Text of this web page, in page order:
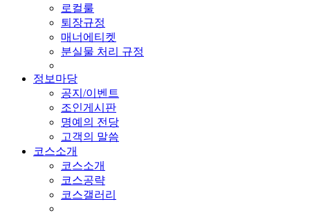
로컬룰
퇴장규정
매너에티켓
분실물 처리 규정
정보마당
공지/이벤트
조인게시판
명예의 전당
고객의 말씀
코스소개
코스소개
코스공략
코스갤러리